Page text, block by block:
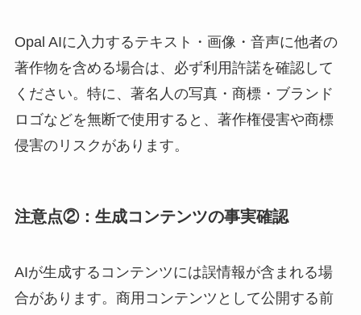
Opal AIに入力するテキスト・画像・音声に他者の
著作物を含める場合は、必ず利用許諾を確認して
ください。特に、著名人の写真・商標・ブランド
ロゴなどを無断で使用すると、著作権侵害や商標
侵害のリスクがあります。
注意点②：生成コンテンツの事実確認
AIが生成するコンテンツには誤情報が含まれる場
合があります。商用コンテンツとして公開する前